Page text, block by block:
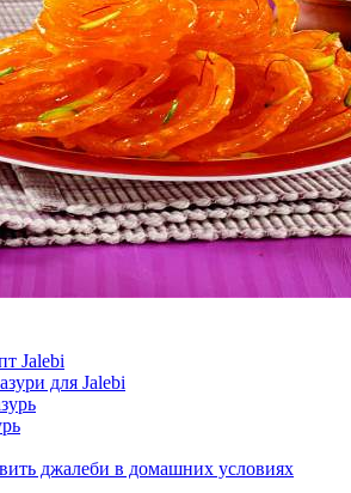
Jalebi
для Jalebi
джалеби в домашних условиях